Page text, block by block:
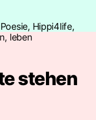
stehen
vor
stehen